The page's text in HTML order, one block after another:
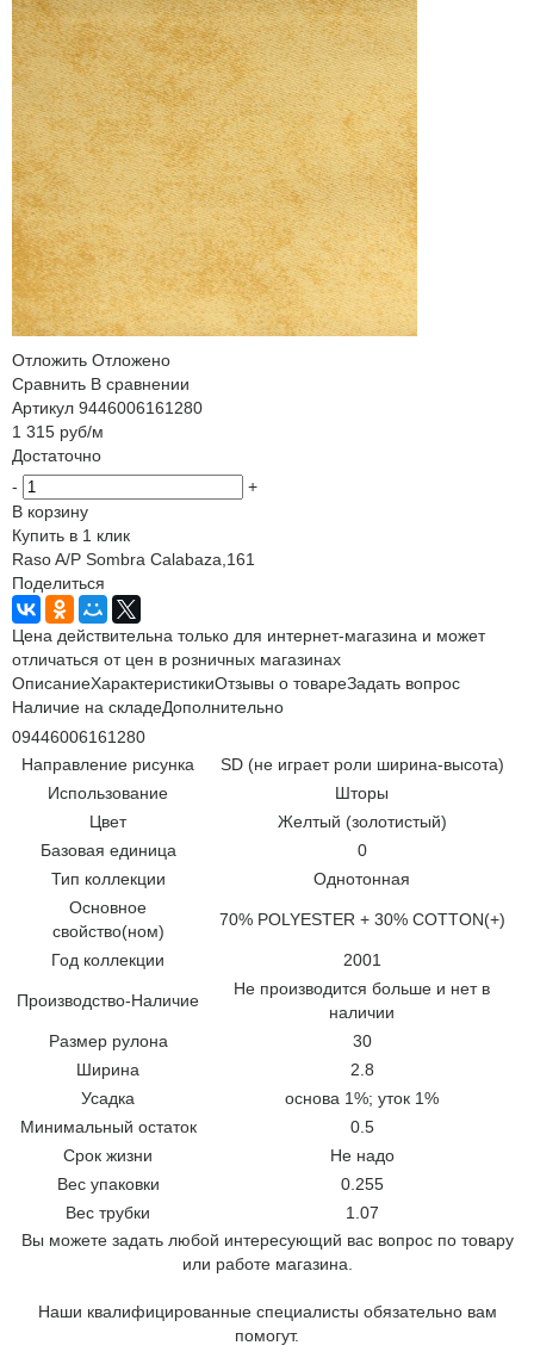
Отложить Отложено
Сравнить В сравнении
Артикул 9446006161280
1 315 руб/м
Достаточно
-
+
В корзину
Купить в 1 клик
Raso A/P Sombra Calabaza,161
Поделиться
Цена действительна только для интернет-магазина и может
отличаться от цен в розничных магазинах
ОписаниеХарактеристикиОтзывы о товареЗадать вопрос
Наличие на складеДополнительно
09446006161280
Направление рисунка
SD (не играет роли ширина-высота)
Использование
Шторы
Цвет
Желтый (золотистый)
Базовая единица
0
Тип коллекции
Однотонная
Основное
свойство(ном)
70% POLYESTER + 30% COTTON(+)
Год коллекции 2001
Производство-Наличие
Не производится больше и нет в
наличии
Размер рулона
30
Ширина
2.8
Усадка
основа 1%; уток 1%
Минимальный остаток
0.5
Срок жизни
Не надо
Вес упаковки
0.255
Вес трубки
1.07
Вы можете задать любой интересующий вас вопрос по товару
или работе магазина.
Наши квалифицированные специалисты обязательно вам
помогут.